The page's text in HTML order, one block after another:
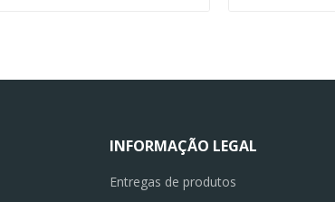
INFORMAÇÃO LEGAL
Entregas de produtos